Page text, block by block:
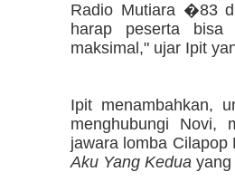
Radio Mutiara �83
harap peserta bisa
maksimal," ujar Ipit
Ipit menambahkan,
menghubungi Novi,
jawara lomba
Aku Yang Kedua yang